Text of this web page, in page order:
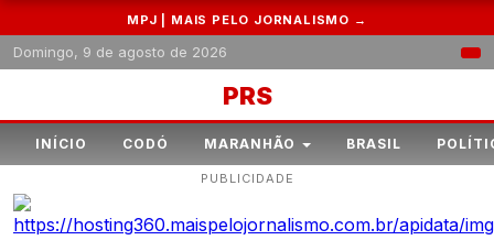
MPJ | MAIS PELO JORNALISMO →
Domingo, 9 de agosto de 2026
PRS
INÍCIO CODÓ MARANHÃO BRASIL
PUBLICIDADE